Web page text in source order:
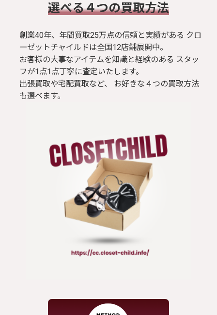
​選べる４つの買取方法
創業40年、年間買取25万点の信頼と実績がある クロ
ーゼットチャイルドは全国12店舗展開中。
お客様の大事なアイテムを知識と経験のある スタッ
フが1点1点丁寧に査定いたします。
出張買取や宅配買取など、 お好きな４つの買取方法
も選べます。